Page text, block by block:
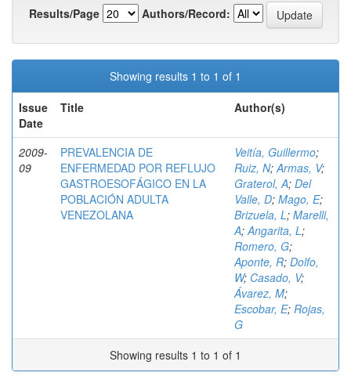
Results/Page
Authors/Record:
Showing results 1 to 1 of 1
Issue
Date
Title Author(s)
2009-
09
PREVALENCIA DE
ENFERMEDAD POR REFLUJO
GASTROESOFÁGICO EN LA
POBLACIÓN ADULTA
VENEZOLANA
Veitía, Guillermo;
Ruiz, N;Armas, V;
Graterol, A; Del
Valle, D; Mago, E;
Brizuela, L; Marelli,
A;Angarita, L;
Romero, G;
Aponte, R; Dolfo,
W; Casado, V;
Ávarez, M;
Escobar, E; Rojas,
G
Showing results 1 to 1 of 1